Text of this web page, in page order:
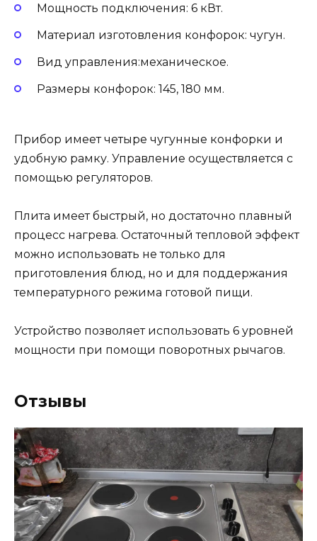
Мощность подключения: 6 кВт.
Материал изготовления конфорок: чугун.
Вид управления:механическое.
Размеры конфорок: 145, 180 мм.
Прибор имеет четыре чугунные конфорки и
удобную рамку. Управление осуществляется с
помощью регуляторов.
Плита имеет быстрый, но достаточно плавный
процесс нагрева. Остаточный тепловой эффект
можно использовать не только для
приготовления блюд, но и для поддержания
температурного режима готовой пищи.
Устройство позволяет использовать 6 уровней
мощности при помощи поворотных рычагов.
Отзывы